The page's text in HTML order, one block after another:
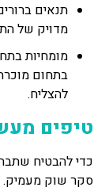
תנאים
מדויק של
מומחיות
בתחום
להצליח.
טיפים
כדי להבטיח
סקר שוק מעמיק.